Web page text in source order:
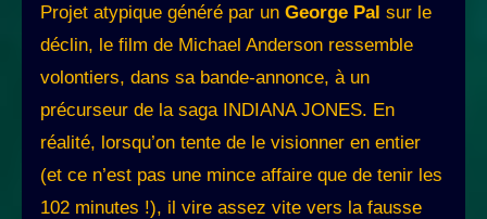
Projet atypique généré par un George Pal sur le
déclin, le film de Michael Anderson ressemble
volontiers, dans sa bande-annonce, à un
précurseur de la saga INDIANA JONES. En
réalité, lorsqu’on tente de le visionner en entier
(et ce n’est pas une mince affaire que de tenir les
102 minutes !), il vire assez vite vers la fausse